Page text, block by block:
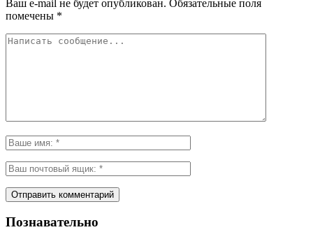
Ваш e-mail не будет опубликован. Обязательные поля
помечены *
Познавательно